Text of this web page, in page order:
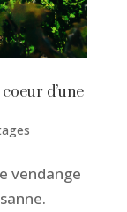
d’une
vendange